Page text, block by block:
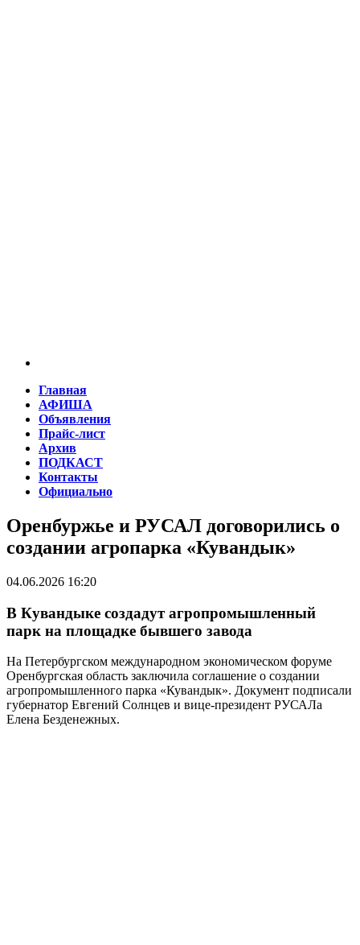
Главная
АФИША
Объявления
Прайс-лист
Архив
ПОДКАСТ
Контакты
Официально
Оренбуржье и РУСАЛ договорились о
создании агропарка «Кувандык»
04.06.2026 16:20
В Кувандыке создадут агропромышленный
парк на площадке бывшего завода
На Петербургском международном экономическом форуме
Оренбургская область заключила соглашение о создании
агропромышленного парка «Кувандык». Документ подписали
губернатор Евгений Солнцев и вице-президент РУСАЛа
Елена Безденежных.